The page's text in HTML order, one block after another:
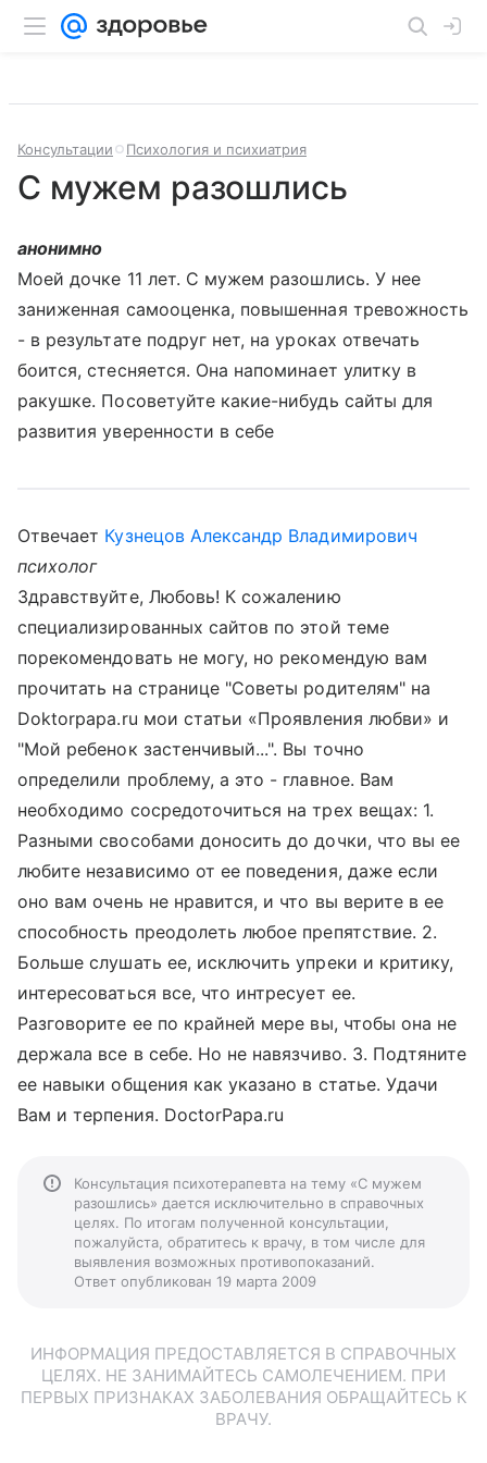
Консультации Психология и психиатрия
С мужем разошлись
анонимно
Моей дочке 11 лет. С мужем разошлись. У нее
заниженная самооценка, повышенная тревожность
- в результате подруг нет, на уроках отвечать
боится, стесняется. Она напоминает улитку в
ракушке. Посоветуйте какие-нибудь сайты для
развития уверенности в себе
Отвечает Кузнецов Александр Владимирович
психолог
Здравствуйте, Любовь! К сожалению
специализированных сайтов по этой теме
порекомендовать не могу, но рекомендую вам
прочитать на странице "Советы родителям" на
Doktorрapa.ru мои статьи «Проявления любви» и
"Мой ребенок застенчивый...". Вы точно
определили проблему, а это - главное. Вам
необходимо сосредоточиться на трех вещах: 1.
Разными свособами доносить до дочки, что вы ее
любите независимо от ее поведения, даже если
оно вам очень не нравится, и что вы верите в ее
способность преодолеть любое препятствие. 2.
Больше слушать ее, исключить упреки и критику,
интересоваться все, что интресует ее.
Разговорите ее по крайней мере вы, чтобы она не
держала все в себе. Но не навязчиво. 3. Подтяните
ее навыки общения как указано в статье. Удачи
Вам и терпения. DoctorPapa.ru
Консультация психотерапевта на тему «С мужем
разошлись» дается исключительно в справочных
целях. По итогам полученной консультации,
пожалуйста, обратитесь к врачу, в том числе для
выявления возможных противопоказаний.
Ответ опубликован 19 марта 2009
ИНФОРМАЦИЯ ПРЕДОСТАВЛЯЕТСЯ В СПРАВОЧНЫХ
ЦЕЛЯХ. НЕ ЗАНИМАЙТЕСЬ САМОЛЕЧЕНИЕМ. ПРИ
ПЕРВЫХ ПРИЗНАКАХ ЗАБОЛЕВАНИЯ ОБРАЩАЙТЕСЬ К
ВРАЧУ.